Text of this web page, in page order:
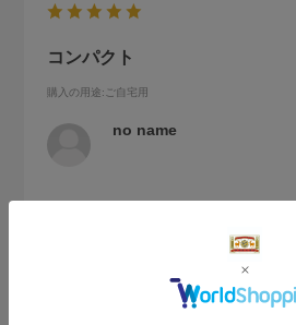
コンパクト
購入の用途:ご自宅用
no name
ートで購入してよかったと思いました。